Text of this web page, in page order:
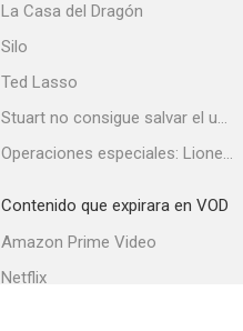
La Casa del Dragón
Silo
Ted Lasso
Stuart no consigue salvar el universo
Operaciones especiales: Lioness
Contenido que expirara en VOD
Amazon Prime Video
Netflix